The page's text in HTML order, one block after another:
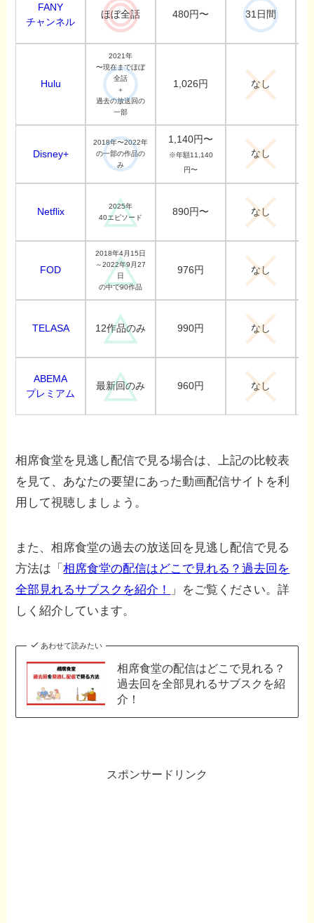
FANY
チャンネル
ほぼ全話 480円〜 31日間
Hulu
2021年
〜現在までほぼ
全話
＋
過去の放送回の
一部
1,026円 なし
Disney+
2018年〜2022年
の一部の作品の
み
1,140円〜
※年額11,140
円〜
なし
Netflix
2025年
40エピソード
890円〜 なし
FOD
2018年4月15日
～2022年9月27
日
の中で90作品
976円 なし
TELASA 12作品のみ 990円 なし
ABEMA
プレミアム
最新回のみ 960円 なし
相席食堂を見逃し配信で見る場合は、上記の比較表
を見て、あなたの要望にあった動画配信サイトを利
用して視聴しましょう。
また、相席食堂の過去の放送回を見逃し配信で見る
方法は「相席食堂の配信はどこで見れる？過去回を
全部見れるサブスクを紹介！
」をご覧ください。詳
しく紹介しています。
あわせて読みたい
相席食堂の配信はどこで見れる？
過去回を全部見れるサブスクを紹
介！
スポンサードリンク